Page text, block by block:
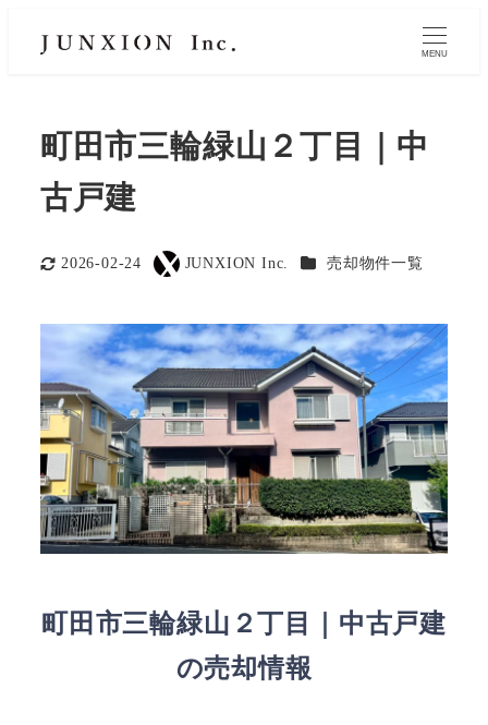
MENU
町田市三輪緑山２丁目｜中
古戸建
更新日
2026-02-24
著
JUNXION Inc. カテゴリー
売却物件一覧
町田市三輪緑山２丁目｜中古戸建
の売却情報